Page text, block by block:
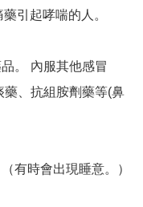
引起哮喘的人。
。 內服其他感冒
、抗組胺劑藥等(鼻
有時會出現睡意。）